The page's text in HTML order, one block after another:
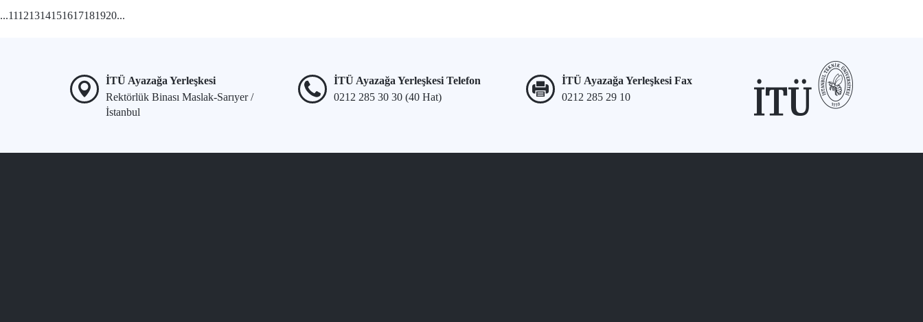
...11121314151617181920...
İTÜ Ayazağa Yerleşkesi
Rektörlük Binası Maslak-Sarıyer /
İstanbul
İTÜ Ayazağa Yerleşkesi Telefon
0212 285 30 30 (40 Hat)
İTÜ Ayazağa Yerleşkesi Fax
0212 285 29 10